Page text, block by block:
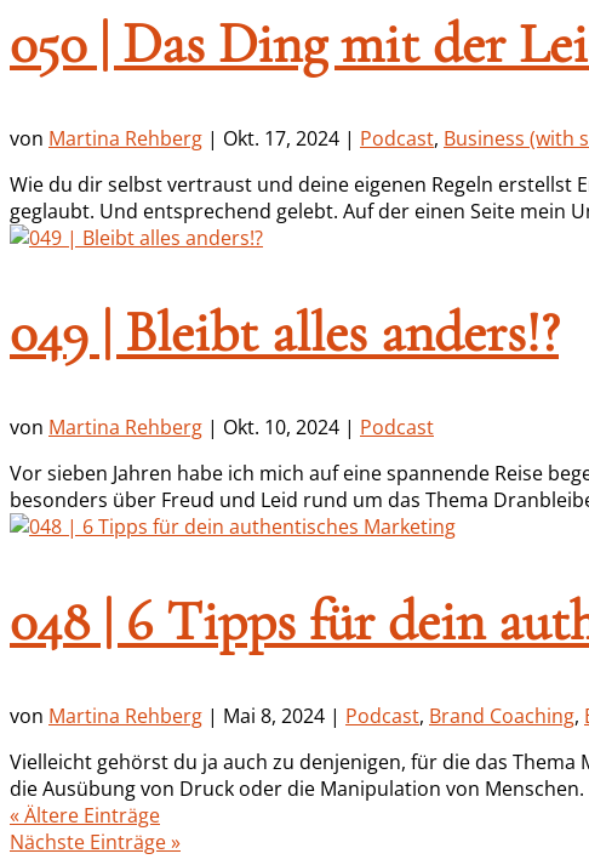
050 | Das Ding mit der
von Martina Rehberg | Okt. 17, 2024 | Podcast, Business (with
Wie du dir selbst vertraust und deine eigenen Regeln erstellst
geglaubt. Und entsprechend gelebt. Auf der einen Seite mein
049 | Bleibt alles anders!?
von Martina Rehberg | Okt. 10, 2024 | Podcast
Vor sieben Jahren habe ich mich auf eine spannende Reise
besonders über Freud und Leid rund um das Thema
048 | 6 Tipps für dein
von Martina Rehberg | Mai 8, 2024 | Podcast, Brand Coaching,
Vielleicht gehörst du ja auch zu denjenigen, für die das
die Ausübung von Druck oder die Manipulation von Menschen.
« Ältere Einträge
Nächste Einträge »